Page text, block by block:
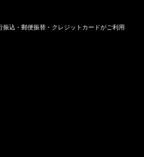
振込・郵便振替・クレジットカードがご利用